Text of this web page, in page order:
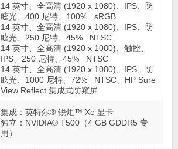
14 英寸、全高清 (1920 x 1080)、IPS、防
眩光、400 尼特、100% sRGB
14 英寸、全高清 (1920 x 1080)、IPS、防
眩光、250 尼特、45% NTSC
14 英寸、全高清 (1920 x 1080)、触控、
IPS、250 尼特、45% NTSC
14 英寸、全高清 (1920 x 1080)、IPS、防
眩光、1000 尼特、72% NTSC、HP Sure
View Reflect 集成式防窥屏
集成：英特尔® 锐炬™ Xe 显卡
独立：NVIDIA® T500（4 GB GDDR5 专
用）